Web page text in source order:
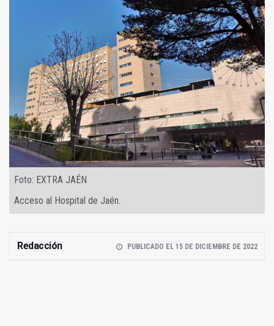
Foto: EXTRA JAÉN
Acceso al Hospital de Jaén.
Redacción PUBLICADO EL 15 DE DICIEMBRE DE 2022